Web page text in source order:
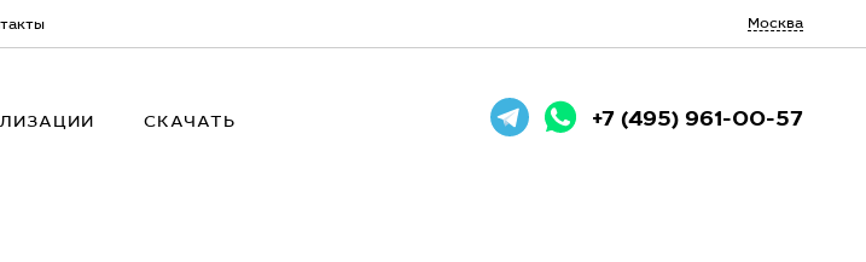
Москва
СКАЧАТЬ +7 (495) 961-00-57